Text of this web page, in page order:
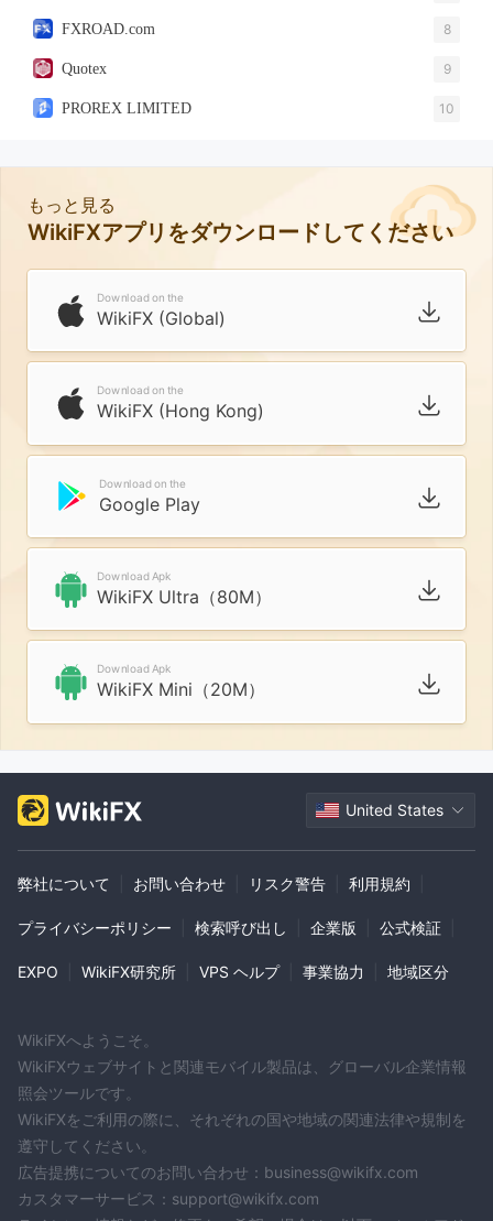
FXROAD.com 8
Quotex 9
PROREX LIMITED 10
もっと見る
WikiFXアプリをダウンロードしてください
Download on the
WikiFX (Global)
Download on the
WikiFX (Hong Kong)
Download on the
Google Play
Download Apk
WikiFX Ultra（80M）
Download Apk
WikiFX Mini（20M）
United States
弊社について お問い合わせ リスク警告 利用規約
プライバシーポリシー 検索呼び出し 企業版 公式検証
EXPO WikiFX研究所 VPS ヘルプ 事業協力 地域区分
WikiFXへようこそ。
WikiFXウェブサイトと関連モバイル製品は、グローバル企業情報
照会ツールです。
WikiFXをご利用の際に、それぞれの国や地域の関連法律や規制を
遵守してください。
広告提携についてのお問い合わせ：business@wikifx.com
カスタマーサービス：support@wikifx.com